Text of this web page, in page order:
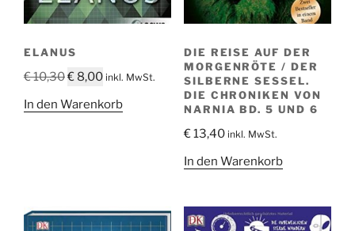
ELANUS
€10,30Ursprünglicher
war:
€ 8,00Aktueller
ist:
inkl. MwSt.
In den Warenkorb
DIE REISE AUF DER
MORGENRÖTE / DER
SILBERNE SESSEL.
DIE CHRONIKEN VON
NARNIA BD. 5 UND 6
€13,40 inkl. MwSt.
In den Warenkorb